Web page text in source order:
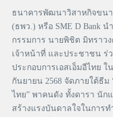
ธนาคารพัฒนาวิสาหกิจขนา
(ธพว.) หรือ SME D Bank
กรรมการ นายพิชิต มิทราว
เจ้าหน้าที่ และประชาชน ร่
ประกอบการเอสเอ็มอีไทย ใ
กันยายน 2568 จัดภายใต้ธี
ไทย” พาคนดัง ทั้งดารา นัก
สร้างแรงบันดาลใจในการ